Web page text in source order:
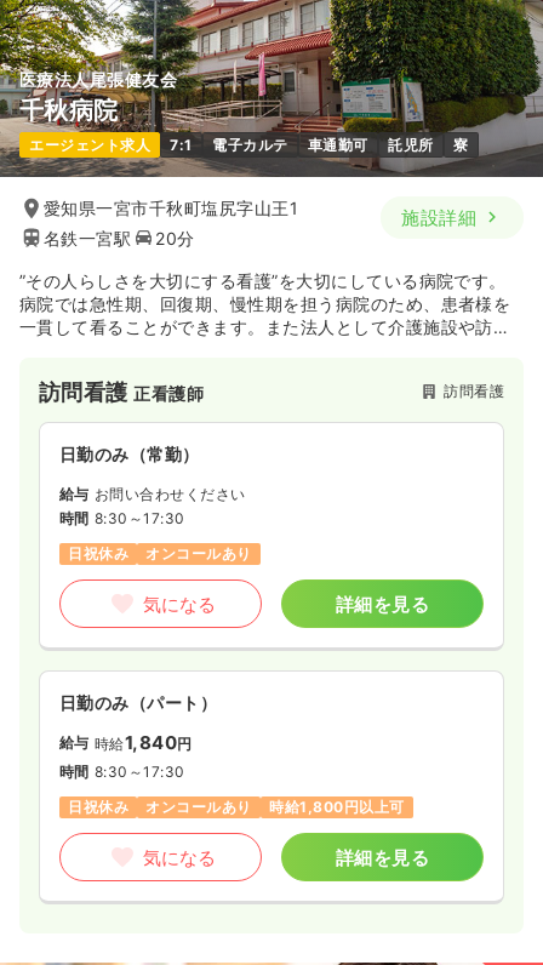
気になる 詳細を見る
医療法人尾張健友会
千秋病院
エージェント求人 7:1 電子カルテ 車通勤可 託児所 寮
愛知県一宮市千秋町塩尻字山王1
名鉄一宮駅
20分
施設詳細
”その人らしさを大切にする看護”を大切にしている病院です。
病院では急性期、回復期、慢性期を担う病院のため、患者様を
一貫して看ることができます。また法人として介護施設や訪問
とができる環境が揃っています。
訪問看護正看護師 訪問看護
日勤のみ（常勤）
給与 お問い合わせください
時間 8:30～17:30
日祝休み
オンコールあり
気になる 詳細を見る
日勤のみ（パート）
給与 時給1,840円
時間 8:30～17:30
日祝休み
オンコールあり 時給1,800円以上可
気になる 詳細を見る